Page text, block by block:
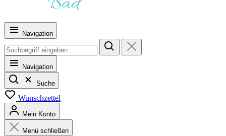
Navigation
Navigation
Suche
Wunschzettel
Mein Konto
Menü schließen